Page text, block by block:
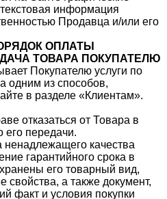
информация
Продавца и/или его
ОПЛАТЫ
ТОВАРА ПОКУПАТЕЛЮ
Покупателю услуги по
одним из способов,
в разделе «Клиентам».
отказаться от Товара в
передачи.
ненадлежащего качества
гарантийного срока в
его товарный вид,
свойства, а также документ,
факт и условия покупки